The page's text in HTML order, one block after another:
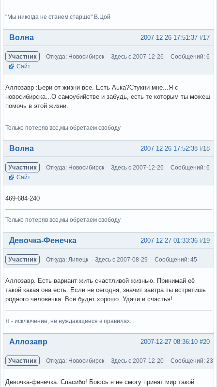
"Мы никогда не станем старше" В.Цой
Вне форума #17
2007-12-26 17:51:37
Волна
Участник Откуда: Новосибирск Здесь с 2007-12-26
Сообщений: 6
Сайт
Аллозавр :Бери от жизни все. Есть Аька?Стукни мне...Я с
новосибирска...О самоубийстве и забудь, есть те которым ты можеш
помочь в этой жизни.
Только потеряв все,мы обретаем свободу
Вне форума #18
2007-12-26 17:52:38
Волна
Участник Откуда: Новосибирск Здесь с 2007-12-26
Сообщений: 6
Сайт
469-684-240
Только потеряв все,мы обретаем свободу
Вне форума #19
2007-12-27 01:33:36
Девочка-Фенечка
Участник Откуда: Липецк Здесь с 2007-08-29 Сообщений: 45
Аллозавр. Есть вариант жить счастливой жизнью. Принимай её
такой какая она есть. Если не сегодня, значит завтра ты встретишь
родного человечка. Всё будет хорошо. Удачи и счастья!
Я - исключение, не нуждающееся в правилах...
Вне форума #20
2007-12-27 08:36:10
Аллозавр
Участник Откуда: Новосибирск Здесь с 2007-12-20 Сообщений: 23
Девочка-фенечка. Спасибо! Боюсь я не смогу принят мир такой